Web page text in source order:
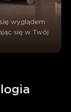
wyglądem
się w Twój